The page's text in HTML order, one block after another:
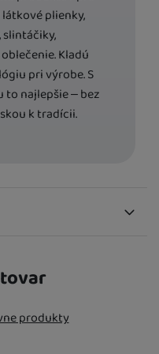
reklamy ako na našich
plienky,
slintáčiky,
Kladú
pri výrobe. S
najlepšie – bez
k tradícii.
produkty